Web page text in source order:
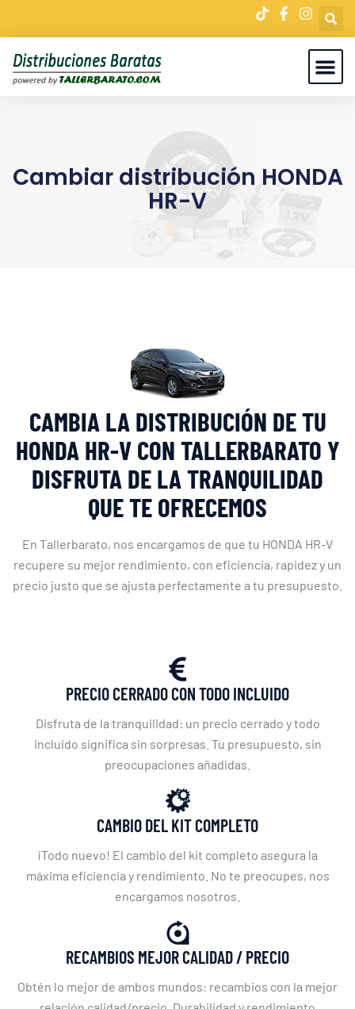
Cambiar distribución HONDA
HR-V
CAMBIA LA DISTRIBUCIÓN DE TU
HONDA HR-V CON TALLERBARATO Y
DISFRUTA DE LA TRANQUILIDAD
QUE TE OFRECEMOS
En Tallerbarato, nos encargamos de que tu HONDA HR-V
recupere su mejor rendimiento, con eficiencia, rapidez y un
precio justo que se ajusta perfectamente a tu presupuesto.
PRECIO CERRADO CON TODO INCLUIDO
Disfruta de la tranquilidad: un precio cerrado y todo
incluido significa sin sorpresas. Tu presupuesto, sin
preocupaciones añadidas.
CAMBIO DEL KIT COMPLETO
¡Todo nuevo! El cambio del kit completo asegura la
máxima eficiencia y rendimiento. No te preocupes, nos
encargamos nosotros.
RECAMBIOS MEJOR CALIDAD / PRECIO
Obtén lo mejor de ambos mundos: recambios con la mejor